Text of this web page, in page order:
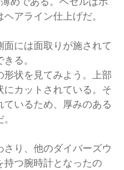
アライン仕上げだ。
には面取りが施されて
る。
状を見てみよう。上部
カットされている。そ
いるため、厚みのある
り、他のダイバーズウ
持つ腕時計となったの